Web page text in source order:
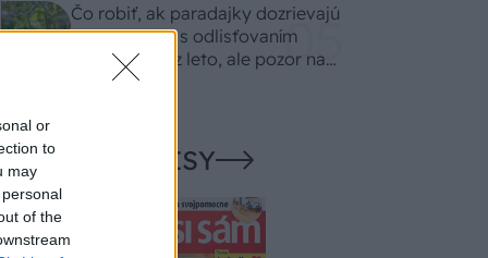
or
to
may
of the
Čo robiť, ak paradajky dozrievajú
pomaly? Trik s odlisťovaním
funguje aj cez leto, ale pozor na
chyby
NAŠE ČASOPISY